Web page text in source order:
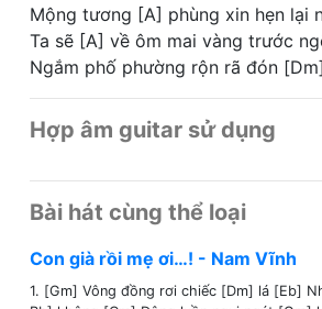
Mộng tương [A] phùng xin hẹn lại
Ta sẽ [A] về ôm mai vàng trước
Ngắm phố phường rộn rã đón
Hợp âm guitar sử dụng
Bài hát cùng thể loại
Con già rồi mẹ ơi…! - Nam Vĩnh
1. [Gm] Vông đồng rơi chiếc [Dm] lá [Eb]